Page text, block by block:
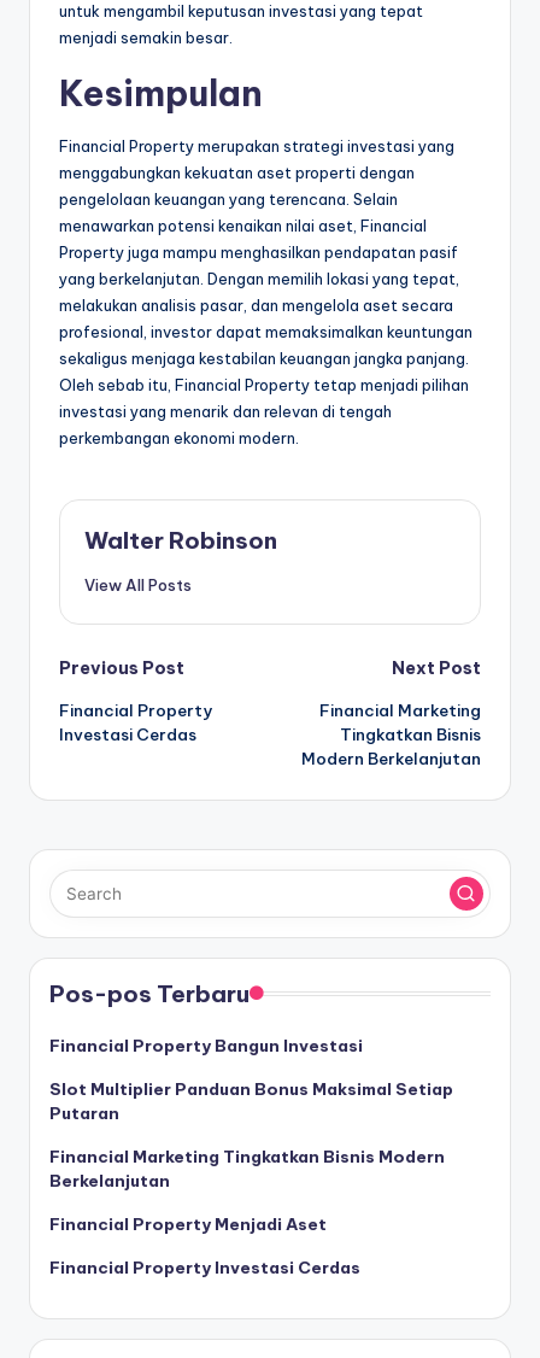
untuk mengambil keputusan investasi yang tepat
menjadi semakin besar.
Kesimpulan
Financial Property merupakan strategi investasi yang
menggabungkan kekuatan aset properti dengan
pengelolaan keuangan yang terencana. Selain
menawarkan potensi kenaikan nilai aset, Financial
Property juga mampu menghasilkan pendapatan pasif
yang berkelanjutan. Dengan memilih lokasi yang tepat,
melakukan analisis pasar, dan mengelola aset secara
profesional, investor dapat memaksimalkan keuntungan
sekaligus menjaga kestabilan keuangan jangka panjang.
Oleh sebab itu, Financial Property tetap menjadi pilihan
investasi yang menarik dan relevan di tengah
perkembangan ekonomi modern.
Walter Robinson
View All Posts
Post
navigation
Previous Post
Financial Property
Investasi Cerdas
Next Post
Financial Marketing
Tingkatkan Bisnis
Modern Berkelanjutan
Pos-pos Terbaru
Financial Property Bangun Investasi
Slot Multiplier Panduan Bonus Maksimal Setiap
Putaran
Financial Marketing Tingkatkan Bisnis Modern
Berkelanjutan
Financial Property Menjadi Aset
Financial Property Investasi Cerdas